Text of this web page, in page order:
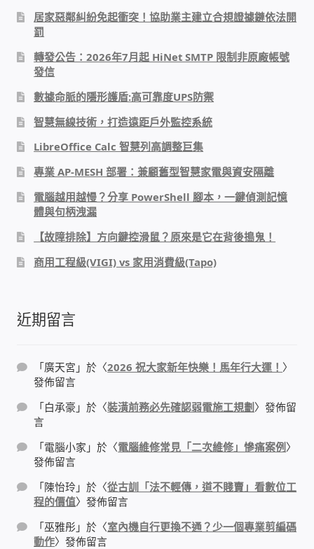
監控安防 工具 軟體 手冊
電話總機 對講機
迅時數位網路電話總機
通航國際(Tonnet)
DCS 數位通訊系統
聯盟電子(LINEMEX)
網路型門口視訊對講機
電話 工具 軟體 手冊
門禁安全控制
感應式門鎖、電子鎖
電梯樓層刷卡管制
頁
選
選
項
居家惡鄰糾紛免起衝突！協助業主建立合規證據鏈依法開
罰
轉發公告：2026年7月起 HiNet SMTP 限制非原廠帳號
發信
數據命脈的隱形護盾:高可靠度UPS防禦
智慧無線技術，打造遠距戶外監控系統
LibreOffice Calc 智慧列高調整巨集
專業 AP-MESH 部署：兼顧舊型智慧家電與資安隔離
電腦越用越慢？分享 PowerShell 腳本，一鍵偵測記憶
體與句柄洩漏
【故障排除】方向鍵控滑鼠？原來是它在背後搗鬼！
商用工程級(VIGI) vs 家用消費級(Tapo)
近期留言
「廣天宮 」於〈2026 祝大家新年快樂！馬年行大運！ 〉
發佈留言
「白承豪 」於〈裝潢前務必先確認弱電施工規劃〉發佈留
言
「電腦小家 」於〈電腦維修常見「二次維修」慘痛案例〉
發佈留言
「陳怡玲 」於〈從古訓「法不輕傳，道不賤賣」看數位工
程的價值〉發佈留言
「巫雅彤 」於〈室內機自行更換不通？少一個專業剪編碼
動作〉發佈留言